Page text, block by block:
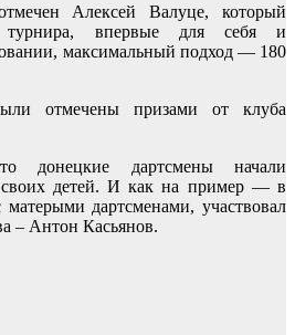
Алексей Валуце, который
впервые для себя и
максимальный подход — 180
отмечены призами от клуба
донецкие дартсмены начали
своих детей. И как на пример — в
дартсменами, участвовал
– Антон Касьянов.